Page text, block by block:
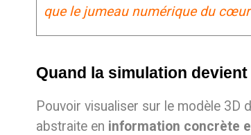
que le jumeau numérique du
Quand la simulation
Pouvoir visualiser sur le modèle 3D
abstraite en information concrète